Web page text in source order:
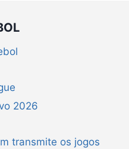
2026
transmite os jogos